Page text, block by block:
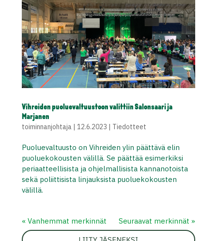
Vihreiden puoluevaltuustoon valittiin Salonsaari ja
Marjanen
toiminnanjohtaja| 12.6.2023 | Tiedotteet
Puoluevaltuusto on Vihreiden ylin päättävä elin
puoluekokousten välillä. Se päättää esimerkiksi
periaatteellisista ja ohjelmallisista kannanotoista
sekä poliittisista linjauksista puoluekokousten
välillä.
« Vanhemmat merkinnät Seuraavat merkinnät »